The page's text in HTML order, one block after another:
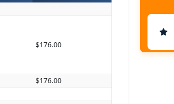
$176.00
$176.00